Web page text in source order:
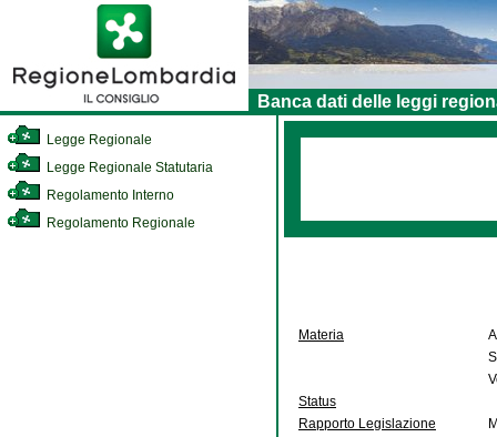
Banca dati delle leggi
Legge Regionale
Legge Regionale Statutaria
Regolamento Interno
Regolamento Regionale
Materia
Status
Rapporto Legislazione